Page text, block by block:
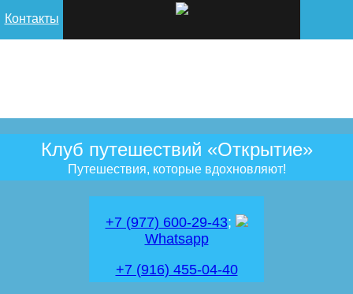
Контакты
Клуб путешествий «Открытие»
Путешествия, которые вдохновляют!
+7 (977) 600-29-43;
Whatsapp
+7 (916) 455-04-40